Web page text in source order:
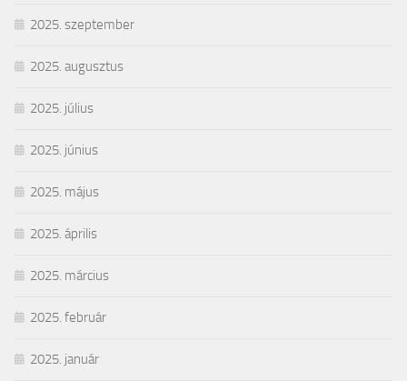
2025. szeptember
2025. augusztus
2025. július
2025. június
2025. május
2025. április
2025. március
2025. február
2025. január